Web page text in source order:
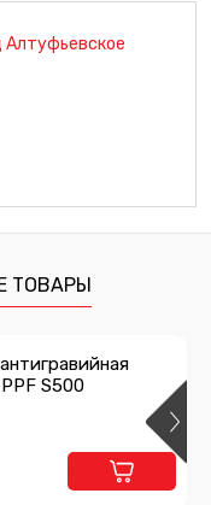
Алтуфьевское
ТОВАРЫ
S500